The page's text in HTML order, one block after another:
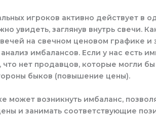
игроков активно действует в
увидеть, заглянув внутрь свечи.
на свечном ценовом графике и
имбалансов. Если у нас есть
нет продавцов, которые могли бы
быков (повышение цены).
может возникнуть имбаланс,
и занимать соответствующие